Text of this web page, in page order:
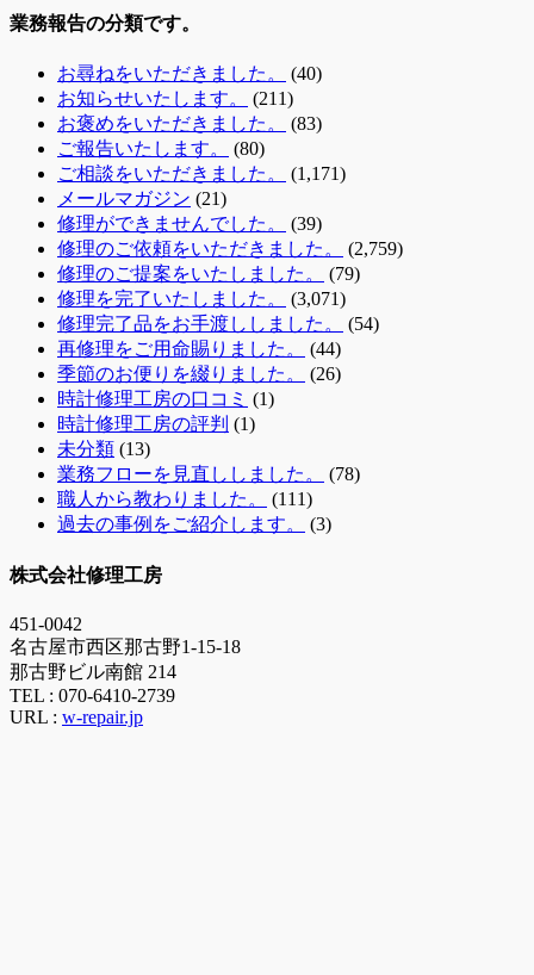
業務報告の分類です。
お尋ねをいただきました。
(40)
お知らせいたします。
(211)
お褒めをいただきました。
(83)
ご報告いたします。
(80)
ご相談をいただきました。
(1,171)
メールマガジン (21)
修理ができませんでした。
(39)
修理のご依頼をいただきました。
(2,759)
修理のご提案をいたしました。
(79)
修理を完了いたしました。
(3,071)
修理完了品をお手渡ししました。
(54)
再修理をご用命賜りました。
(44)
季節のお便りを綴りました。
(26)
時計修理工房の口コミ (1)
時計修理工房の評判 (1)
未分類 (13)
業務フローを見直ししました。
(78)
職人から教わりました。
(111)
過去の事例をご紹介します。
(3)
株式会社修理工房
451-0042
名古屋市西区那古野1-15-18
那古野ビル南館 214
TEL : 070-6410-2739
URL : w-repair.jp